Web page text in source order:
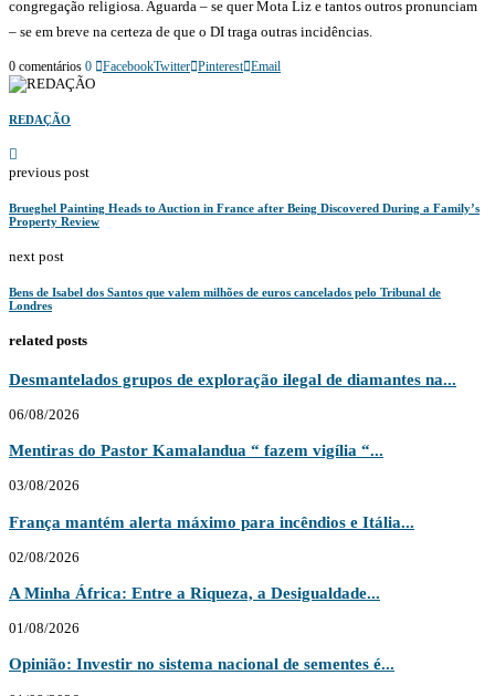
congregação religiosa. Aguarda – se quer Mota Liz e tantos outros pronunciam
– se em breve na certeza de que o DI traga outras incidências.
0 comentários 0 FacebookTwitter Pinterest Email
REDAÇÃO
previous post
Brueghel Painting Heads to Auction in France after Being Discovered During a Family’s
Property Review
next post
Bens de Isabel dos Santos que valem milhões de euros cancelados pelo Tribunal de
Londres
related posts
Desmantelados grupos de exploração ilegal de diamantes na...
06/08/2026
Mentiras do Pastor Kamalandua “ fazem vigília “...
03/08/2026
França mantém alerta máximo para incêndios e Itália...
02/08/2026
A Minha África: Entre a Riqueza, a Desigualdade...
01/08/2026
Opinião: Investir no sistema nacional de sementes é...